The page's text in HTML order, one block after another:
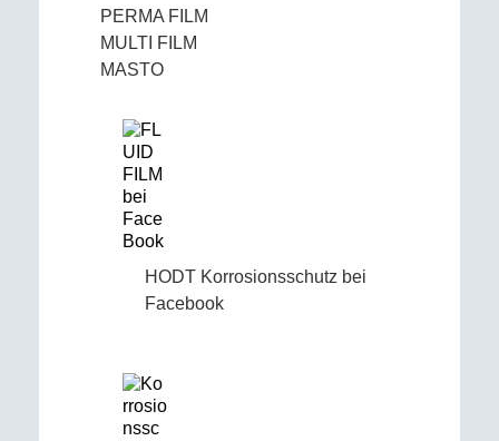
PERMA FILM
MULTI FILM
MASTO
HODT Korrosionsschutz bei
Facebook